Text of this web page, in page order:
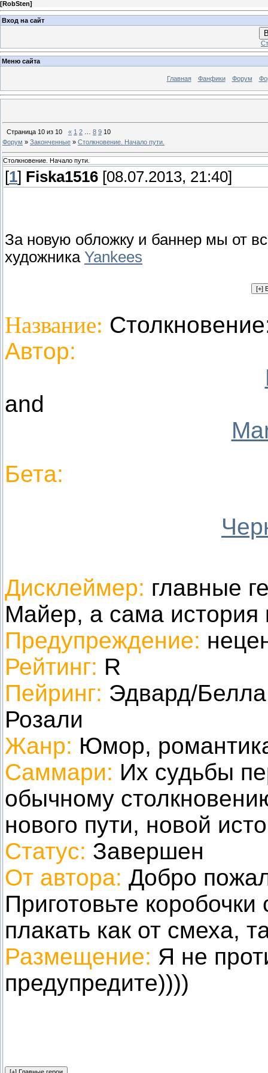
[RobSten]
Вход на сайт
Меню сайта
Главная Фанфики Форум
Страница 10 из 10 « 1 2 8 9 10
Форум » Законченные » Столкновение. Начало пути.
Столкновение. Начало пути.
[1] Fiska1516 [08.07.2013, 21:40]
За новую обложку и баннер мы от
художника Yankees
Название:
Автор:
and
Бета:
Дисклеймер: главные
Майер, а сама история
Предупреждение:
Рейтинг: R
Пейринг: Эдвард/
Розали
Жанр: Юмор,
Саммари: Их судьбы
обычному
нового пути, новой
Статус: Завершен
От автора: Добро
Приготовьте
плакать как от смеха,
Размещение: Я не
предупредите))))